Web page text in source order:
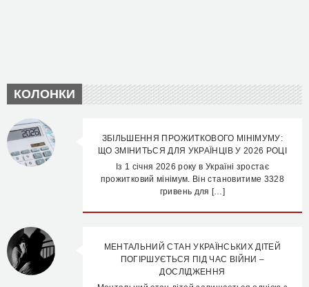
КОЛОНКИ
ЗБІЛЬШЕННЯ ПРОЖИТКОВОГО МІНІМУМУ:
ЩО ЗМІНИТЬСЯ ДЛЯ УКРАЇНЦІВ У 2026 РОЦІ
Із 1 січня 2026 року в Україні зростає
прожитковий мінімум. Він становитиме 3328
гривень для […]
МЕНТАЛЬНИЙ СТАН УКРАЇНСЬКИХ ДІТЕЙ
ПОГІРШУЄТЬСЯ ПІД ЧАС ВІЙНИ –
ДОСЛІДЖЕННЯ